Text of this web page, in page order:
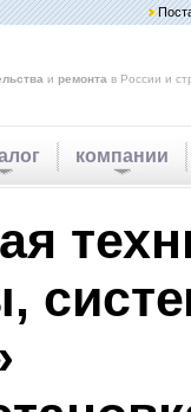
и ремонта в России и
компании